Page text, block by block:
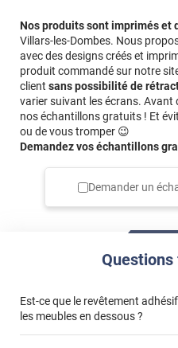
Nos produits sont imprimés et
Villars-les-Dombes. Nous
avec des designs créés et
produit commandé sur notre
client sans possibilité de
varier suivant les écrans. Avant
nos échantillons gratuits ! Et
ou de vous tromper 😉
Demandez vos échantillons
Demander un
Est-ce que le revêtement
les meubles en dessous ?